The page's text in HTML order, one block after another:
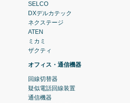
SELCO
DXデルカテック
ネクステージ
ATEN
ミカミ
ザクティ
オフィス・通信機器
回線切替器
疑似電話回線装置
通信機器